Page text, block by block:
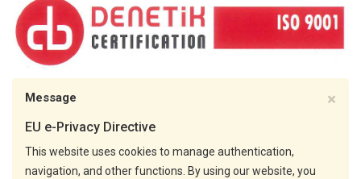
×
Message
EU e-Privacy Directive
This website uses cookies to manage authentication,
navigation, and other functions. By using our website, you